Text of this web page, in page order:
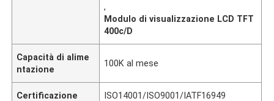
,
Modulo di visualizzazione LCD TFT
400c/D
Capacità di alime
ntazione
100K al mese
Certificazione ISO14001/ISO9001/IATF16949